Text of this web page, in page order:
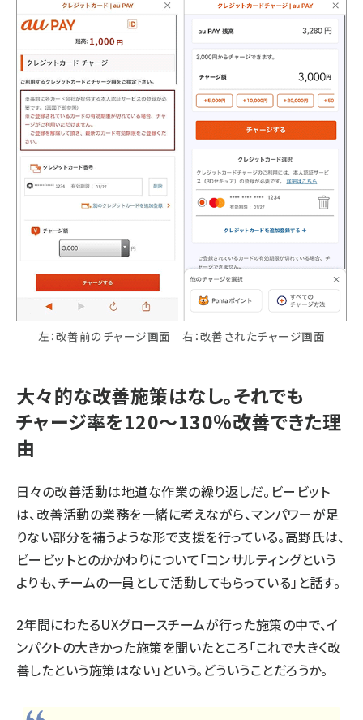
左：改善前のチャージ画面 右：改善されたチャージ画面
大々的な改善施策はなし。それでも
チャージ率を120〜130％改善できた理
由
日々の改善活動は地道な作業の繰り返しだ。ビービット
は、改善活動の業務を一緒に考えながら、マンパワーが足
りない部分を補うような形で支援を行っている。高野氏は、
ビービットとのかかわりについて「コンサルティングという
よりも、チームの一員として活動してもらっている」と話す。
2年間にわたるUXグロースチームが行った施策の中で、イ
ンパクトの大きかった施策を聞いたところ「これで大きく改
善したという施策はない」という。どういうことだろうか。